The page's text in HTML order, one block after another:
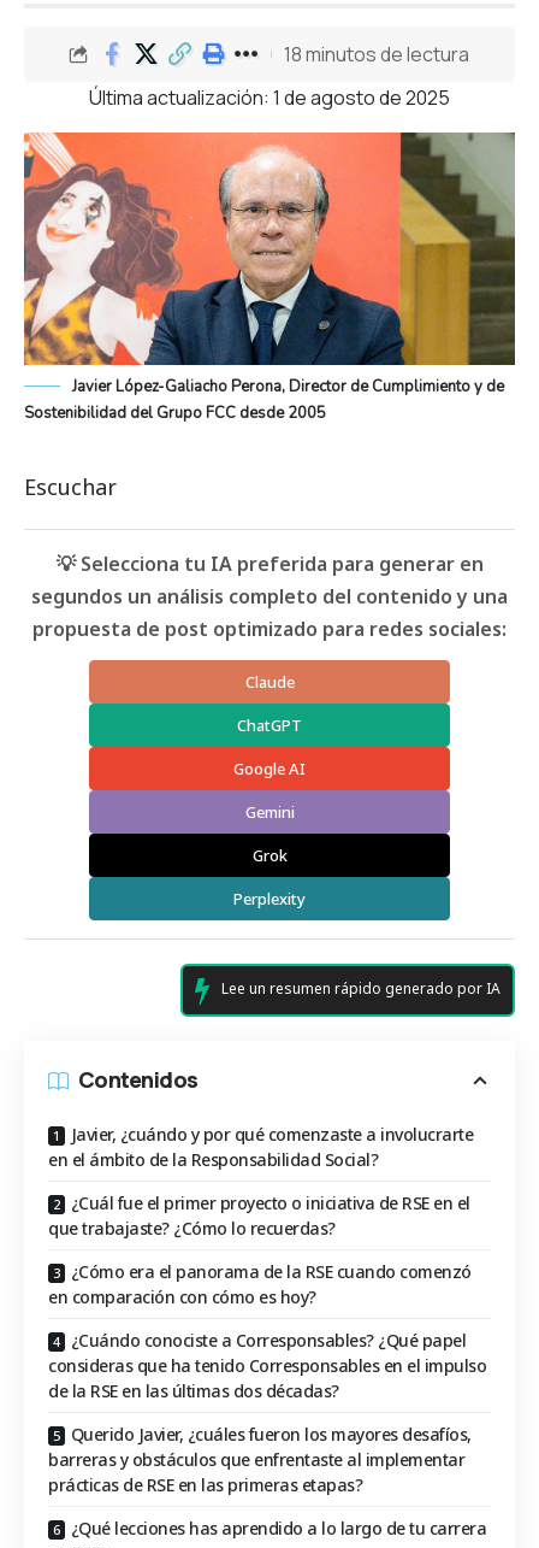
Última actualización: 1 de agosto de 2025
18 minutos de lectura
Javier López-Galiacho Perona, Director de Cumplimiento y de
Sostenibilidad del Grupo FCC desde 2005
Escuchar
💡 Selecciona tu IA preferida para generar en
segundos un análisis completo del contenido y una
propuesta de post optimizado para redes sociales:
Claude
ChatGPT
Google AI
Gemini
Grok
Perplexity
Lee un resumen rápido generado por IA
Contenidos
Javier, ¿cuándo y por qué comenzaste a involucrarte
en el ámbito de la Responsabilidad Social?
¿Cuál fue el primer proyecto o iniciativa de RSE en el
que trabajaste? ¿Cómo lo recuerdas?
¿Cómo era el panorama de la RSE cuando comenzó
en comparación con cómo es hoy?
¿Cuándo conociste a Corresponsables? ¿Qué papel
consideras que ha tenido Corresponsables en el impulso
de la RSE en las últimas dos décadas?
Querido Javier, ¿cuáles fueron los mayores desafíos,
barreras y obstáculos que enfrentaste al implementar
prácticas de RSE en las primeras etapas?
¿Qué lecciones has aprendido a lo largo de tu carrera